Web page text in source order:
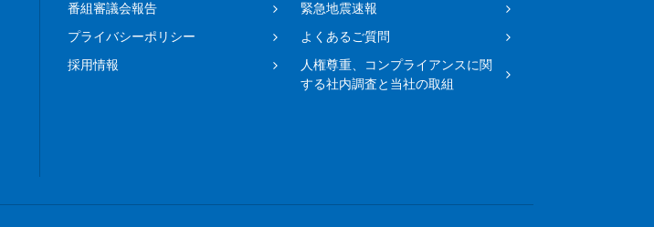
番組審議会報告
緊急地震速報
プライバシーポリシー
よくあるご質問
採用情報
人権尊重、コンプライアンスに関
する社内調査と当社の取組